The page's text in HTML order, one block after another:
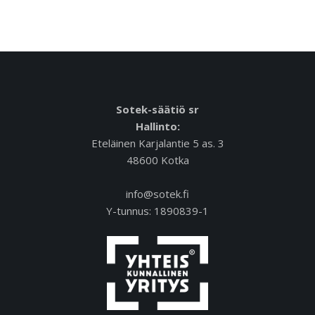
Sotek-säätiö sr
Hallinto:
Eteläinen Karjalantie 5 as. 3
48600 Kotka
info@sotek.fi
Y-tunnus: 1890839-1